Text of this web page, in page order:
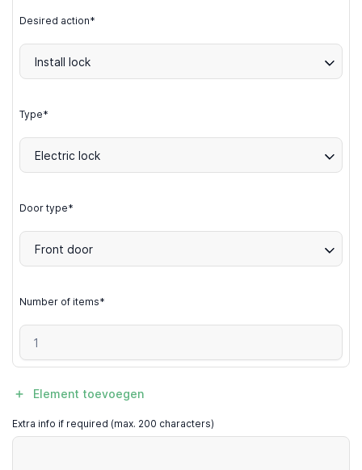
Desired action*
Install lock
Type*
Electric lock
Door type*
Front door
Number of items*
Element toevoegen
Extra info if required (max. 200 characters)